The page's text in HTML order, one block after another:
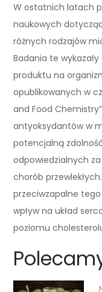
W ostatnich latach
naukowych
różnych rodzajów
Badania te
produktu na
opublikowanych w
and Food
antyoksydantów w
potencjalną
odpowiedzialnych
chorób
przeciwzapalne
wpływ na układ
poziomu